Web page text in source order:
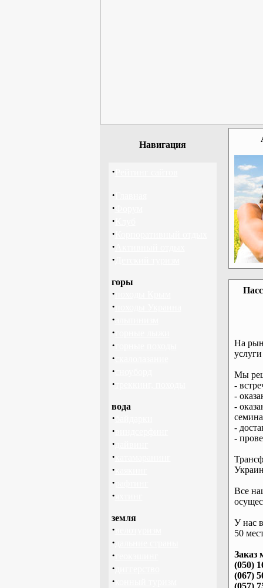
Навигация
·
·
·
·
·
·
·
горы
·
·
·
·
·
·
·
·
вода
·
·
·
·
·
·
·
земля
·
·
·
·
·
На
Мы
-
-
-
-
-
Все
У нас
50
Заказ
(050)
(067)
(057)